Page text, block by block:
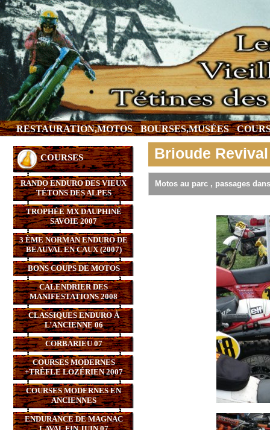
RESTAURATION,MOTOS BOURSES,MUSÉES
COURSES
RANDO ENDURO DES VIEUX
TÉTONS DES ALPES
TROPHÉE MX DAUPHINÉ
SAVOIE 2007
3 ÈME NORMAN ENDURO DE
BEAUVAL EN CAUX (2007)
BONS COUPS DE MOTOS
CALENDRIER DES
MANIFESTATIONS 2008
CLASSIQUES ENDURO À
L’ANCIENNE 06
CORBARIEU 07
COURSES MODERNES
+TRÈFLE LOZÉRIEN 2007
COURSES MODERNES EN
ANCIENNES
ENDURANCE DE MAGNAC
Brioude
Motos au parc , passages